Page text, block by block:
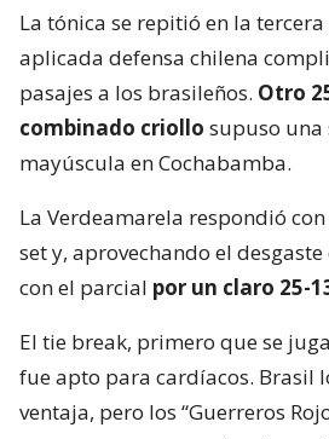
La tónica se repitió en la
aplicada defensa chilena
pasajes a los brasileños. Otro
combinado criollo supuso una
mayúscula en Cochabamba.
La Verdeamarela respondió
set y, aprovechando el
con el parcial por un claro 25-
El tie break, primero que se
fue apto para cardíacos. Brasil
ventaja, pero los “Guerreros